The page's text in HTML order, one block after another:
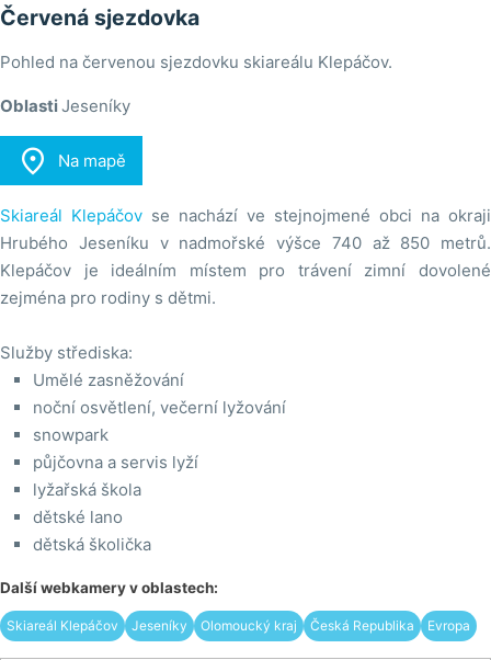
Červená sjezdovka
Pohled na červenou sjezdovku skiareálu Klepáčov.
OblastiJeseníky
 Na mapě
Skiareál Klepáčov se nachází ve stejnojmené obci na okraji
Hrubého Jeseníku v nadmořské výšce 740 až 850 metrů.
Klepáčov je ideálním místem pro trávení zimní dovolené
zejména pro rodiny s dětmi.
Služby střediska:
Umělé zasněžování
noční osvětlení, večerní lyžování
snowpark
půjčovna a servis lyží
lyžařská škola
dětské lano
dětská školička
Další webkamery v oblastech:
Skiareál Klepáčov Jeseníky Olomoucký kraj Česká Republika Evropa